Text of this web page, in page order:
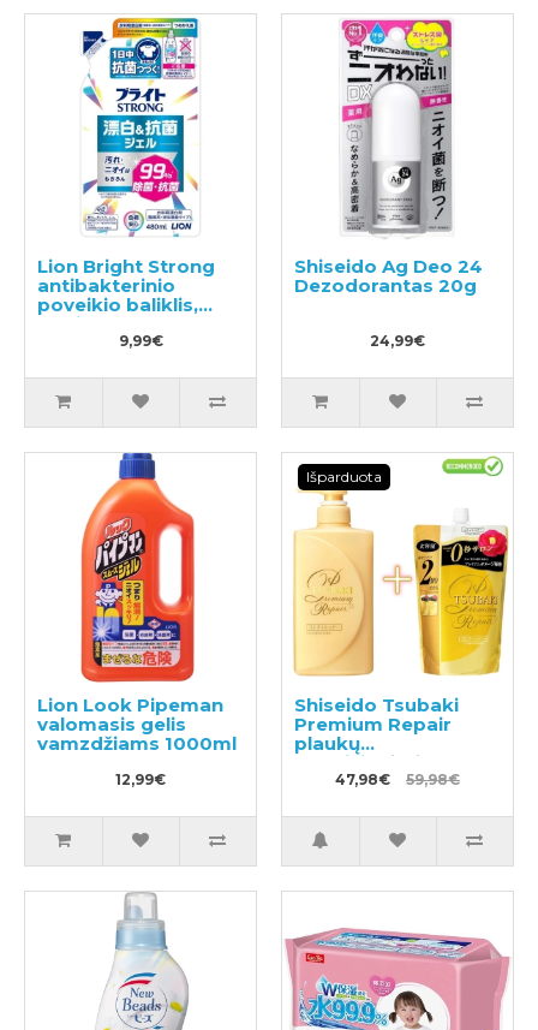
Lion Bright Strong
antibakterinio
poveikio baliklis,
papildymas 480ml
9,99€
Shiseido Ag Deo 24
Dezodorantas 20g
24,99€
Lion Look Pipeman
valomasis gelis
vamzdžiams 1000ml
12,99€
Išparduota
Shiseido Tsubaki
Premium Repair
plaukų
kondicionierius
490ml + papildymas
47,98€ 59,98€